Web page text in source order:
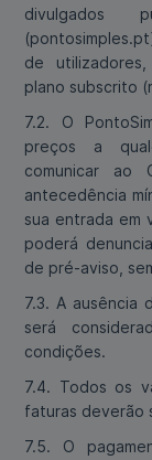
divulgados
de
plano subscrito
7.2. O
preços a
comunicar ao
antecedência
sua entrada em
poderá
de pré-aviso,
7.3. A ausência
será
condições.
7.4. Todos os
faturas deverão
7.5. O